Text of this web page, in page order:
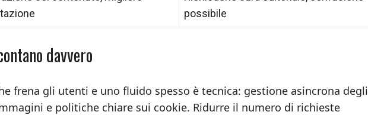
possibile
davvero
frena gli utenti e uno fluido spesso è tecnica: gestione asincrona degli
e politiche chiare sui cookie. Ridurre il numero di richieste